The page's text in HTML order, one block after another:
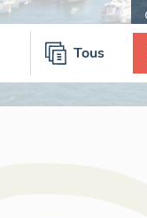
Tous